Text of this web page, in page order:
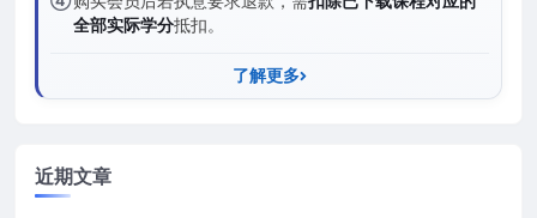
全部实际学分抵扣。
了解更多
近期文章